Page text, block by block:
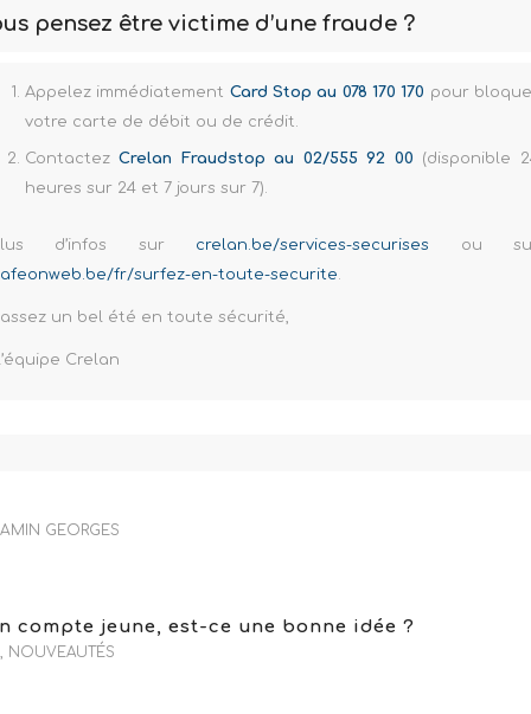
pensez être victime d’une fraude ?
Appelez immédiatement Card Stop au 078 170 170 pour
votre carte de débit ou de crédit.
ContactezCrelan Fraudstop au 02/555 92 00 (disponible
heures sur 24 et 7 jours sur 7).
d’infos sur crelan.be/services-securises ou
fr/surfez-en-toute-securite.
un bel été en toute sécurité,
Crelan
GEORGES
compte jeune, est-ce une bonne idée ?
, NOUVEAUTÉS